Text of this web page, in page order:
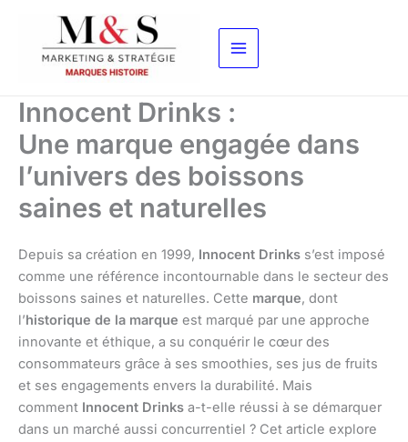
contenu
Innocent Drinks :
Une marque engagée dans
l’univers des boissons
saines et naturelles
Depuis sa création en 1999, Innocent Drinks s’est imposé
comme une référence incontournable dans le secteur des
boissons saines et naturelles. Cette marque, dont
l’historique de la marque est marqué par une approche
innovante et éthique, a su conquérir le cœur des
consommateurs grâce à ses smoothies, ses jus de fruits
et ses engagements envers la durabilité. Mais
comment Innocent Drinks a-t-elle réussi à se démarquer
dans un marché aussi concurrentiel ? Cet article explore